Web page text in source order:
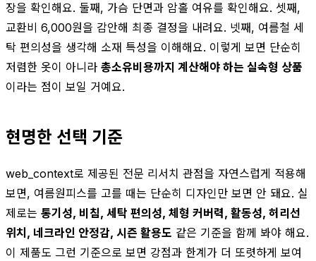
장을 확인해요. 둘째, 가슴 단면과 암홀 여유를 확인해요. 셋째,
교환비 6,000원을 감안해 최종 결정을 내려요. 넷째, 여름철 세
탁 편의성을 생각해 소재 특성을 이해해요. 이렇게 보면 단순히
저렴한 옷이 아니라 총소유비용까지 계산해야 하는 실속형 상품
이라는 점이 보일 거예요.
현명한 선택 기준
web_context로 제공된 전문 리서치 관점을 자연스럽게 적용해
보면, 여름원피스를 고를 때는 단순히 디자인만 보면 안 돼요. 실
제로는 통기성, 비침, 세탁 편의성, 체형 커버력, 활동성, 허리선
위치, 네크라인 안정감, 시즌 활용도 같은 기준을 함께 봐야 해요.
이 제품도 그런 기준으로 보면 강점과 한계가 더 또렷하게 보여